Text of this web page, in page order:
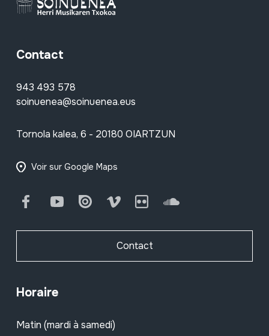
Contact
943 493 578
soinuenea@soinuenea.eus
Tornola kalea, 6 - 20180 OIARTZUN
Voir sur Google Maps
FacebookYoutube Issuu Vimeo Flickr SoundCloud
Contact
Horaire
Matin (mardi à samedi)